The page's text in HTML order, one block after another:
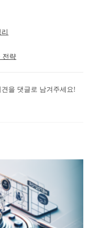
전략
을 댓글로 남겨주세요!